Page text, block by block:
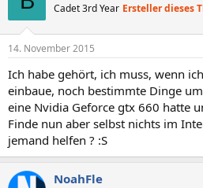
Cadet 3rd Year Ersteller dieses
14. November 2015
Ich habe gehört, ich muss, wenn
einbaue, noch bestimmte Dinge
eine Nvidia Geforce gtx 660 hatte
Finde nun aber selbst nichts im
jemand helfen ? :S
NoahFle